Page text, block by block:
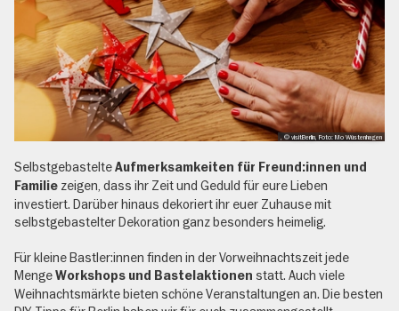
, © visitBerlin, Foto: Mo Wüstenhagen
SelbstgebastelteAufmerksamkeiten für Freund:innen und
Familie zeigen, dass ihr Zeit und Geduld für eure Lieben
investiert. Darüber hinaus dekoriert ihr euer Zuhause mit
selbstgebastelter Dekoration ganz besonders heimelig.
Für kleine Bastler:innen finden in der Vorweihnachtszeit jede
MengeWorkshops und Bastelaktionen statt. Auch viele
Weihnachtsmärkte bieten schöne Veranstaltungen an. Die besten